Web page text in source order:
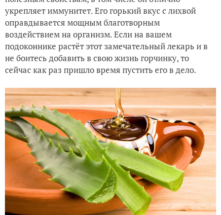
укрепляет иммунитет. Его горький вкус с лихвой
оправдывается мощным благотворным
воздействием на организм. Если на вашем
подоконнике растёт этот замечательный лекарь и в
не боитесь добавить в свою жизнь горчинку, то
сейчас как раз пришло время пустить его в дело.